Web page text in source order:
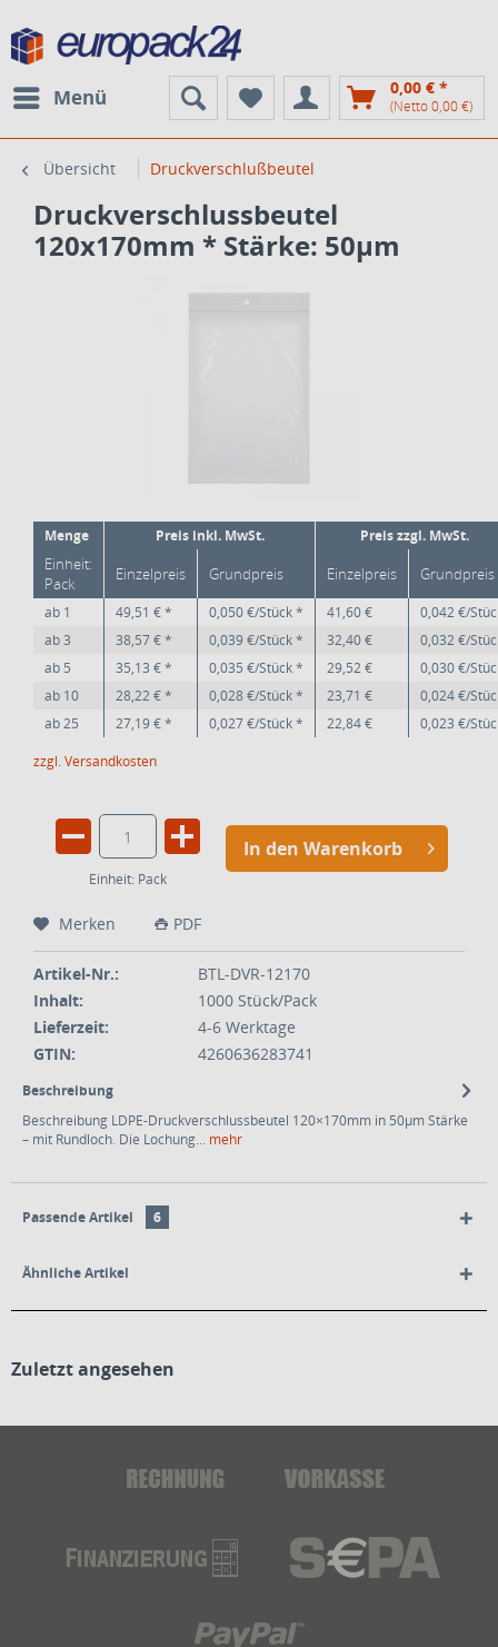
Menü 0,00 € *
(Netto 0,00 €)
Übersicht Druckverschlußbeutel
Druckverschlussbeutel
120x170mm * Stärke: 50µm
Menge Preis inkl. MwSt. Preis zzgl. MwSt.
Einheit:
Pack
Einzelpreis Grundpreis Einzelpreis Grundpreis
ab 1 49,51 € * 0,050 €/Stück * 41,60 €
0,042 €/
ab3 38,57 € * 0,039 €/Stück * 32,40 €
0,032 €/
ab 5 35,13 € * 0,035 €/Stück * 29,52 €
0,030 €/
ab 10 28,22 € * 0,028 €/Stück * 23,71 €
0,024 €/
ab25 27,19 € * 0,027 €/Stück * 22,84 €
0,023 €/
zzgl. Versandkosten
Einheit: Pack
In den Warenkorb
Merken PDF
Artikel-Nr.:
BTL-DVR-12170
Inhalt:
1000 Stück/Pack
Lieferzeit:
4-6 Werktage
GTIN:
4260636283741
Beschreibung
Beschreibung LDPE-Druckverschlussbeutel 120×170mm in 50µm Stärke
– mit Rundloch. Die Lochung... mehr
Passende Artikel 6
Ähnliche Artikel
Zuletzt angesehen